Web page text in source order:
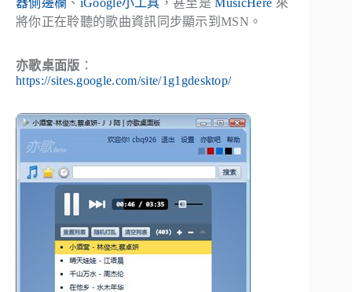
器側邊欄 、 iGoogle小工具 ，甚至是MusicHere 來
將你正在聆聽的歌曲資訊同步顯示到MSN。
亦歌桌面版 ：
https://sites.google.com/site/1g1gdesktop/